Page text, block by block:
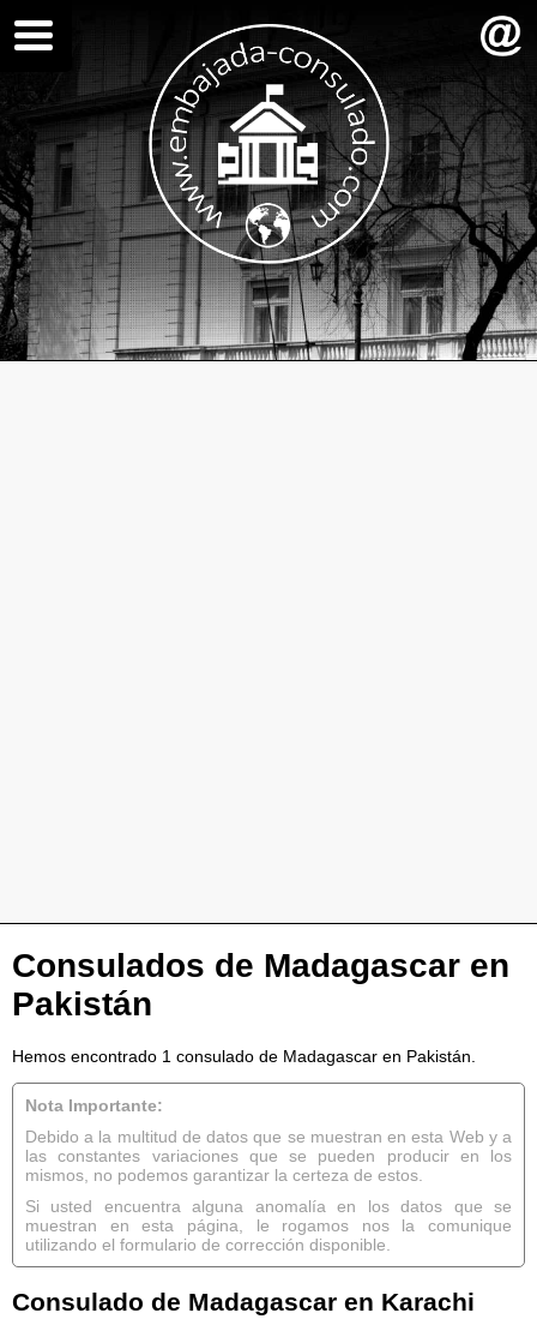
Consulados de Madagascar en
Pakistán
Hemos encontrado 1 consulado de Madagascar en Pakistán.
Nota Importante:
Debido a la multitud de datos que se muestran en esta Web y a
las constantes variaciones que se pueden producir en los
mismos, no podemos garantizar la certeza de estos.
Si usted encuentra alguna anomalía en los datos que se
muestran en esta página, le rogamos nos la comunique
utilizando el formulario de corrección disponible.
Consulado de Madagascar en Karachi